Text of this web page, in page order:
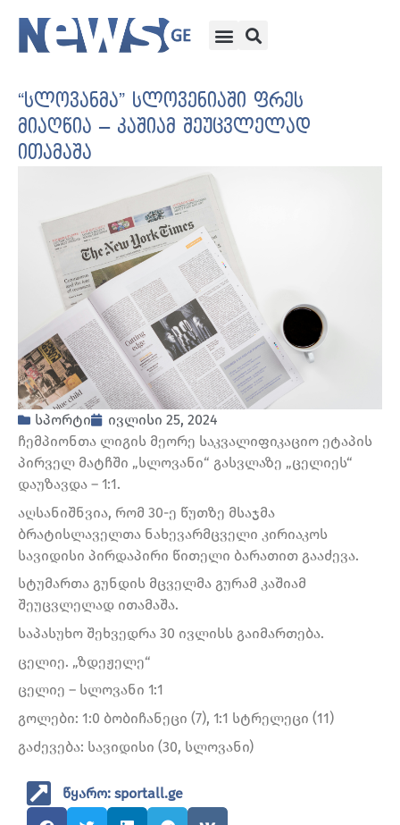
“სლოვანმა” სლოვენიაში ფრეს
მიაღწია – კაშიამ შეუცვლელად
ითამაშა
სპორტი
ივლისი 25, 2024
ჩემპიონთა ლიგის მეორე საკვალიფიკაციო ეტაპის
პირველ მატჩში „სლოვანი“ გასვლაზე „ცელიეს“
დაუზავდა – 1:1.
აღსანიშნვია, რომ 30-ე წუთზე მსაჯმა
ბრატისლაველთა ნახევარმცველი კირიაკოს
სავიდისი პირდაპირი წითელი ბარათით გააძევა.
სტუმართა გუნდის მცველმა გურამ კაშიამ
შეუცვლელად ითამაშა.
საპასუხო შეხვედრა 30 ივლისს გაიმართება.
ცელიე. „ზდეჟელე“
ცელიე – სლოვანი 1:1
გოლები: 1:0 ბობიჩანეცი (7), 1:1 სტრელეცი (11)
გაძევება: სავიდისი (30, სლოვანი)
წყარო: sportall.ge